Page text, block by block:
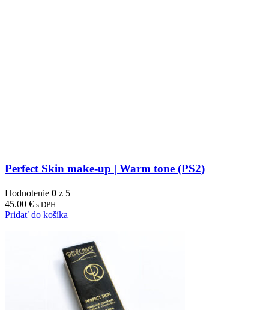
Perfect Skin make-up | Warm tone (PS2)
Hodnotenie 0 z 5
45.00 € s DPH
Pridať do košíka